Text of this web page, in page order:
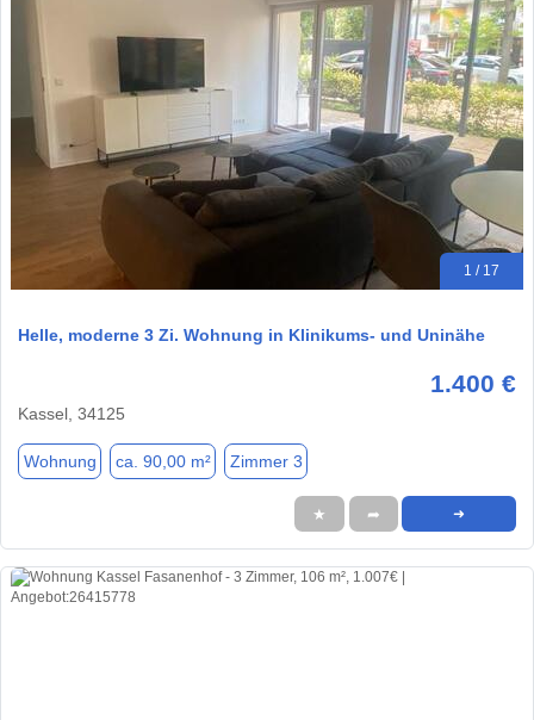
1 / 17
Helle, moderne 3 Zi. Wohnung in Klinikums- und Uninähe
1.400 €
Kassel, 34125
Wohnung ca. 90,00 m² Zimmer 3
★ ➦ ➜